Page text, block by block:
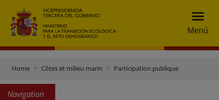
Menú
Home Côtes et milieu marin Participation publique
Navigation